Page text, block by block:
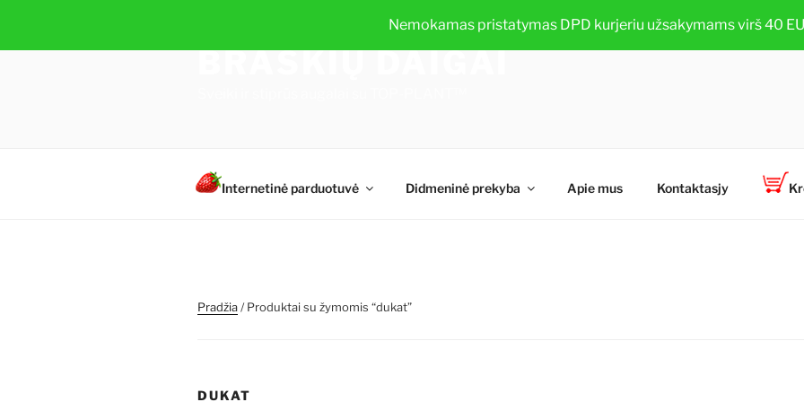
Nemokamas pristatymas DPD kurjeriu užsakymams virš 40
turinio
BRAŠKIŲ DAIGAI
Internetinė parduotuvė Didmeninė prekyba Apie mus Kontaktasjy
Pradžia/ Produktai su žymomis “dukat”
DUKAT